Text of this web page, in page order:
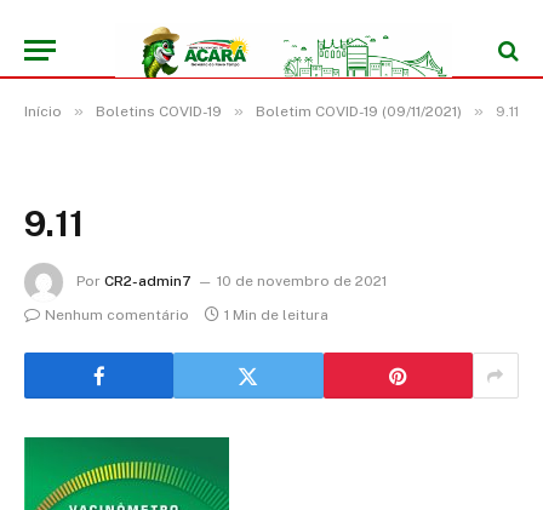
Início » Boletins COVID-19 » Boletim COVID-19 (09/11/2021) » 9.11
9.11
Por CR2-admin7
10 de novembro de 2021
Nenhum comentário
1 Min de leitura